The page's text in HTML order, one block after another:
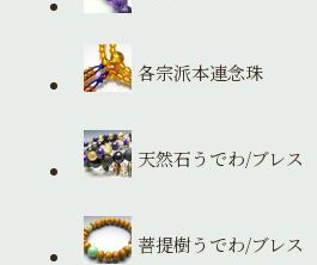
各宗派本連念珠
天然石うでわ/ブレス
菩提樹うでわ/ブレス